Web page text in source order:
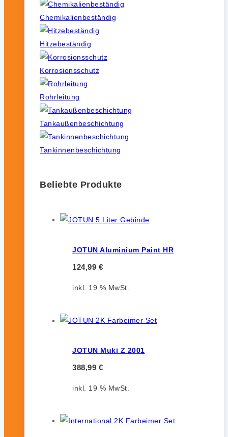
Chemikalienbeständig
Hitzebeständig
Korrosionsschutz
Rohrleitung
Tankaußenbeschichtung
Tankinnenbeschichtung
Beliebte Produkte
JOTUN Aluminium Paint HR
124,99 €
inkl. 19 % MwSt.
JOTUN Muki Z 2001
388,99 €
inkl. 19 % MwSt.